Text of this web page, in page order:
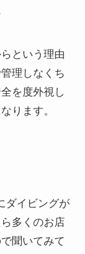
という理由
理しなくち
を度外視し
ります。
ダイビングが
多くのお店
聞いてみて